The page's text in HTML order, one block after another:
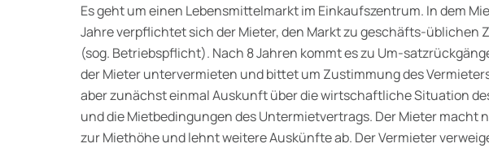
Es geht um einen Lebensmittelmarkt im Einkaufszentrum. In dem
Jahre verpflichtet sich der Mieter, den Markt zu geschäfts-üblichen
(sog. Betriebspflicht). Nach 8 Jahren kommt es zu Um-
der Mieter untervermieten und bittet um Zustimmung des
aber zunächst einmal Auskunft über die wirtschaftliche Situation
und die Mietbedingungen des Untermietvertrags. Der Mieter macht
zur Miethöhe und lehnt weitere Auskünfte ab. Der Vermieter